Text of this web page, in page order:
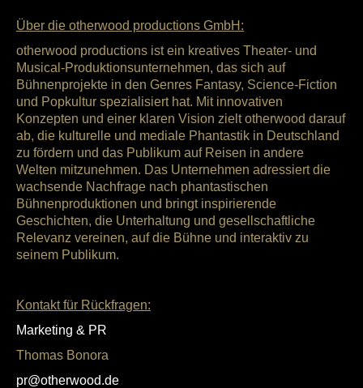
Über die otherwood productions GmbH:
otherwood productions ist ein kreatives Theater- und
Musical-Produktionsunternehmen, das sich auf
Bühnenprojekte in den Genres Fantasy, Science-Fiction
und Popkultur spezialisiert hat. Mit innovativen
Konzepten und einer klaren Vision zielt otherwood darauf
ab, die kulturelle und mediale Phantastik in Deutschland
zu fördern und das Publikum auf Reisen in andere
Welten mitzunehmen. Das Unternehmen adressiert die
wachsende Nachfrage nach phantastischen
Bühnenproduktionen und bringt inspirierende
Geschichten, die Unterhaltung und gesellschaftliche
Relevanz vereinen, auf die Bühne und interaktiv zu
seinem Publikum.
Kontakt für Rückfragen:
Marketing & PR
Thomas Bonora
pr@otherwood.de